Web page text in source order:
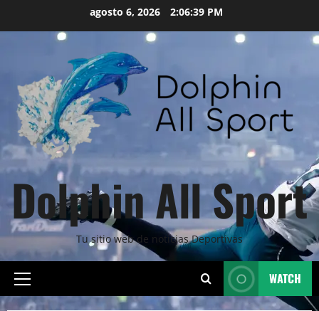
agosto 6, 2026 2:06:40 PM
Dolphin All Sport
Tu sitio web de noticias Deportivas
Primary
Menu
WATCH